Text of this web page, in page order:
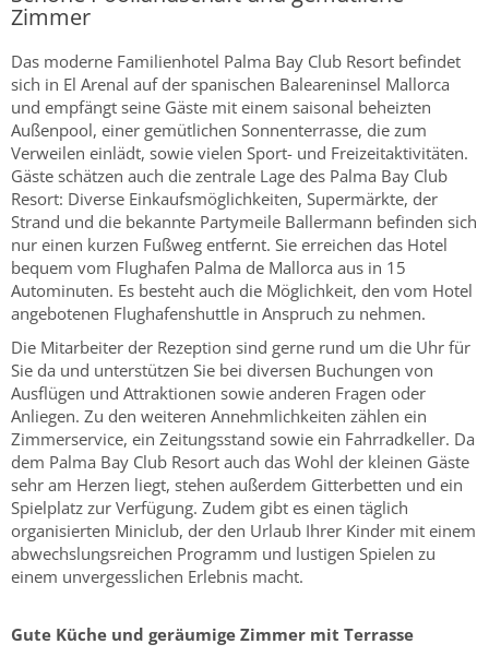
Zimmer
Das moderne Familienhotel Palma Bay Club Resort befindet
sich in El Arenal auf der spanischen Baleareninsel Mallorca
und empfängt seine Gäste mit einem saisonal beheizten
Außenpool, einer gemütlichen Sonnenterrasse, die zum
Verweilen einlädt, sowie vielen Sport- und Freizeitaktivitäten.
Gäste schätzen auch die zentrale Lage des Palma Bay Club
Resort: Diverse Einkaufsmöglichkeiten, Supermärkte, der
Strand und die bekannte Partymeile Ballermann befinden sich
nur einen kurzen Fußweg entfernt. Sie erreichen das Hotel
bequem vom Flughafen Palma de Mallorca aus in 15
Autominuten. Es besteht auch die Möglichkeit, den vom Hotel
angebotenen Flughafenshuttle in Anspruch zu nehmen.
Die Mitarbeiter der Rezeption sind gerne rund um die Uhr für
Sie da und unterstützen Sie bei diversen Buchungen von
Ausflügen und Attraktionen sowie anderen Fragen oder
Anliegen. Zu den weiteren Annehmlichkeiten zählen ein
Zimmerservice, ein Zeitungsstand sowie ein Fahrradkeller. Da
dem Palma Bay Club Resort auch das Wohl der kleinen Gäste
sehr am Herzen liegt, stehen außerdem Gitterbetten und ein
Spielplatz zur Verfügung. Zudem gibt es einen täglich
organisierten Miniclub, der den Urlaub Ihrer Kinder mit einem
abwechslungsreichen Programm und lustigen Spielen zu
einem unvergesslichen Erlebnis macht.
Gute Küche und geräumige Zimmer mit Terrasse